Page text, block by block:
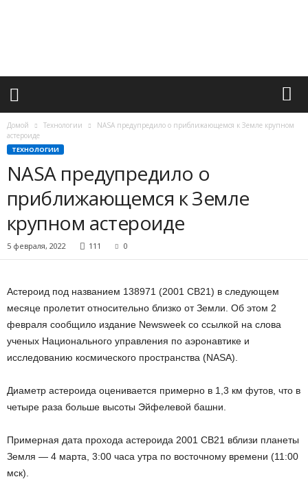
ж
Домой Технологии
NASA предупредило о приближающемся к Земле крупном
астероиде
ТЕХНОЛОГИИ
NASA предупредило о
приближающемся к Земле
крупном астероиде
5 февраля, 2022 111 0
Астероид под названием 138971 (2001 CB21) в следующем
месяце пролетит относительно близко от Земли. Об этом 2
февраля сообщило издание Newsweek со ссылкой на слова
ученых Национального управления по аэронавтике и
исследованию космического пространства (NASA).
Диаметр астероида оценивается примерно в 1,3 км футов, что в
четыре раза больше высоты Эйфелевой башни.
Примерная дата прохода астероида 2001 CB21 вблизи планеты
Земля — 4 марта, 3:00 часа утра по восточному времени (11:00
мск).